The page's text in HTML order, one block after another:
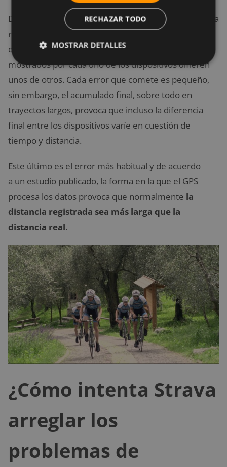
Debido a todos estos errores, cada vez que haces una
ruta utilizando tu GPS, si los comparas con tus
compañeros, podéis observar que los datos
mostrados por cada uno de los dispositivos difieren
unos de otros. Cada error que comete es pequeño,
sin embargo, el acumulado final, sobre todo en
trayectos largos, provoca que incluso la diferencia
final entre los dispositivos varíe en cuestión de
tiempo y distancia.
Este último es el error más habitual y de acuerdo
a un estudio publicado, la forma en la que el GPS
procesa los datos provoca que normalmente la
distancia registrada sea más larga que la
distancia real.
¿Cómo intenta Strava
arreglar los
problemas de
RECHAZAR TODO
MOSTRAR DETALLES